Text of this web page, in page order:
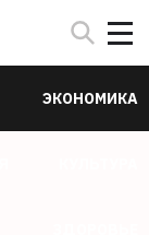
ЭКОНОМИКА